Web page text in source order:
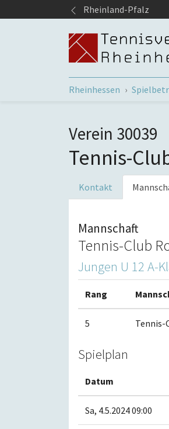
Springe zum SeiteninhaltRheinland-Pfalz
Sie sind hier:
Rheinhessen
Verein 30039
Tennis-
Kontakt
Mannschaft
Tennis-Club
Jungen U 12 A-
Rang
5 Tennis-
Spielplan
Datum
Sa, 4.5.2024 09:00